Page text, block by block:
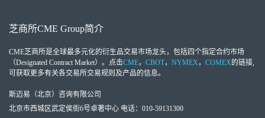
芝商所CME Group简介
CME芝商所是全球最多元化的衍生品交易市场龙头，包括四个指定合约市场
（Designated Contract Market）。点击CME， CBOT， NYMEX ， COMEX的链接,
可获取更多有关各交易所交易规则及产品的信息。
斯迈易（北京）咨询有限公司
北京市西城区武定侯街6号卓著中心 电话：010-59131300